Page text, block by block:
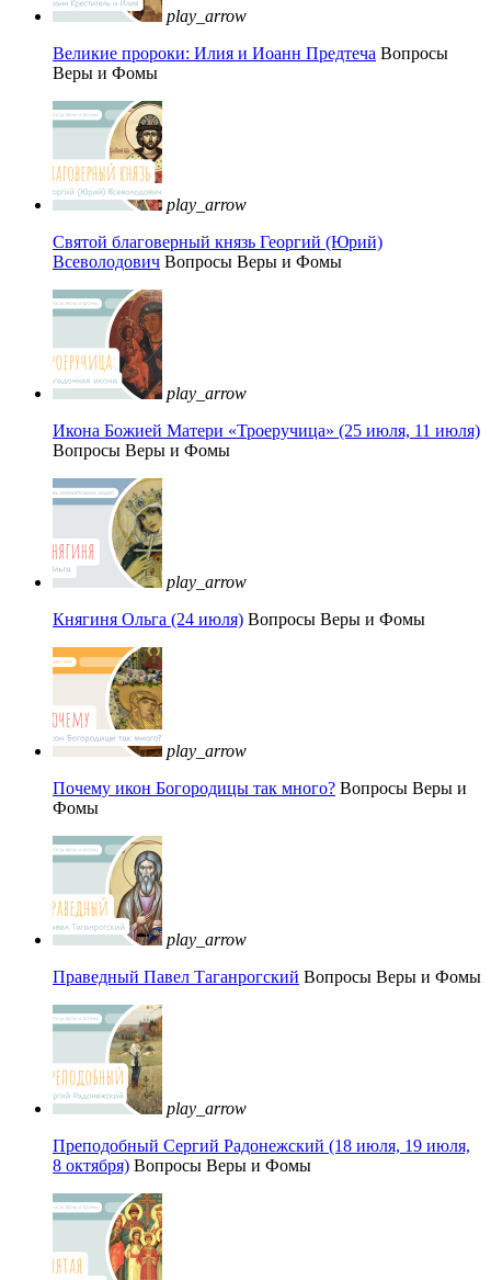
play_arrow
Великие пророки: Илия и Иоанн Предтеча Вопросы
Веры и Фомы
play_arrow
Святой благоверный князь Георгий (Юрий)
Всеволодович Вопросы Веры и Фомы
play_arrow
Икона Божией Матери «Троеручица» (25 июля, 11 июля)
Вопросы Веры и Фомы
play_arrow
Княгиня Ольга (24 июля) Вопросы Веры и Фомы
play_arrow
Почему икон Богородицы так много? Вопросы Веры и
Фомы
play_arrow
Праведный Павел Таганрогский Вопросы Веры и Фомы
play_arrow
Преподобный Сергий Радонежский (18 июля, 19 июля,
8 октября) Вопросы Веры и Фомы